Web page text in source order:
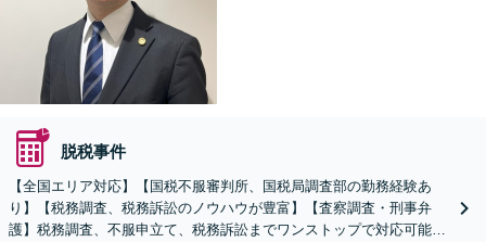
脱税事件
【全国エリア対応】【国税不服審判所、国税局調査部の勤務経験あ
り】【税務調査、税務訴訟のノウハウが豊富】【査察調査・刑事弁
護】税務調査、不服申立て、税務訴訟までワンストップで対応可能！